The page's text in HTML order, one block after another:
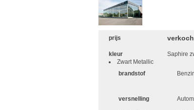
prijs
kleur
Saphire
Zwart Metallic
brandstof
versnelling